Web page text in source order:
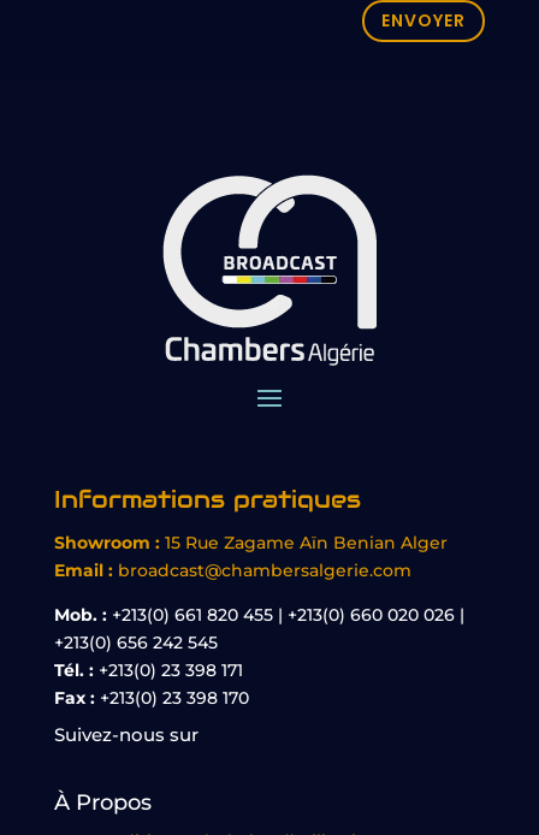
ENVOYER
Informations pratiques
Showroom : 15 Rue Zagame Aïn Benian Alger
Email : broadcast@chambersalgerie.com
Mob. :+213(0) 661 820 455 | +213(0) 660 020 026 |
+213(0) 656 242 545
Tél. : +213(0) 23 398 171
Fax : +213(0) 23 398 170
Suivez-nous sur
À Propos